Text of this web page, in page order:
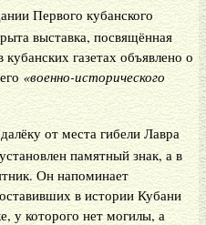
Первого кубанского
выставка, посвящённая
газетах объявлено о
«военно-исторического
от места гибели Лавра
памятный знак, а в
Он напоминает
в истории Кубани
у которого нет могилы, а